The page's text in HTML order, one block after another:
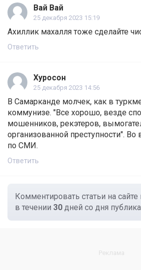
Вай Вай
25 декабря 2023 15:19
Ахиллик махалля тоже сделайте
Ответить
Хуросон
25 декабря 2023 14:56
В Самарканде молчек, как в
коммунизе. "Все хорошо, везде
мошенников, рекэтеров,
организованной преступности". Во
по СМИ.
Ответить
Комментировать статьи на
в течении 30 дней со дня